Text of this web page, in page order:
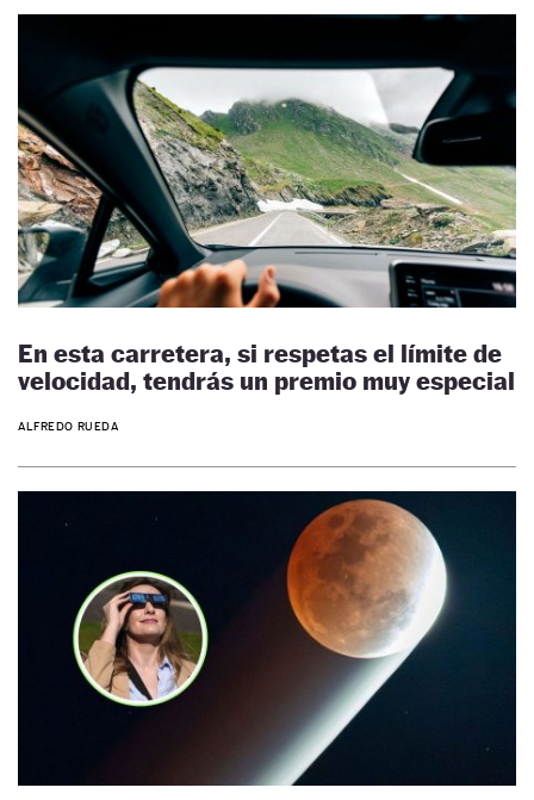
En esta carretera, si respetas el límite de
velocidad, tendrás un premio muy especial
ALFREDO RUEDA